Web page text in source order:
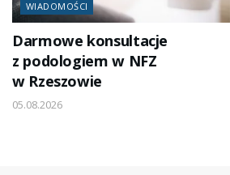
WIADOMOŚCI
Darmowe konsultacje
z podologiem w NFZ
w Rzeszowie
05.08.2026